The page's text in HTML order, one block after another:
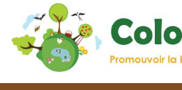
contenu
Promouvoir